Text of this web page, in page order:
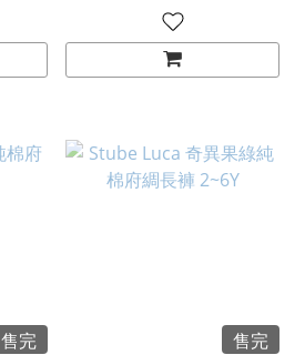
售完
售完